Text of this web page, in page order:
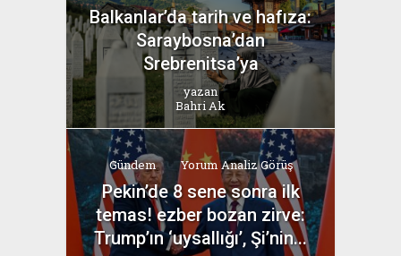
Balkanlar’da tarih ve hafıza:
Saraybosna’dan
Srebrenitsa’ya
yazan
Bahri Ak
Gündem Yorum Analiz Görüş
Pekin’de 8 sene sonra ilk
temas! ezber bozan zirve:
Trump’ın ‘uysallığı’, Şi’nin...